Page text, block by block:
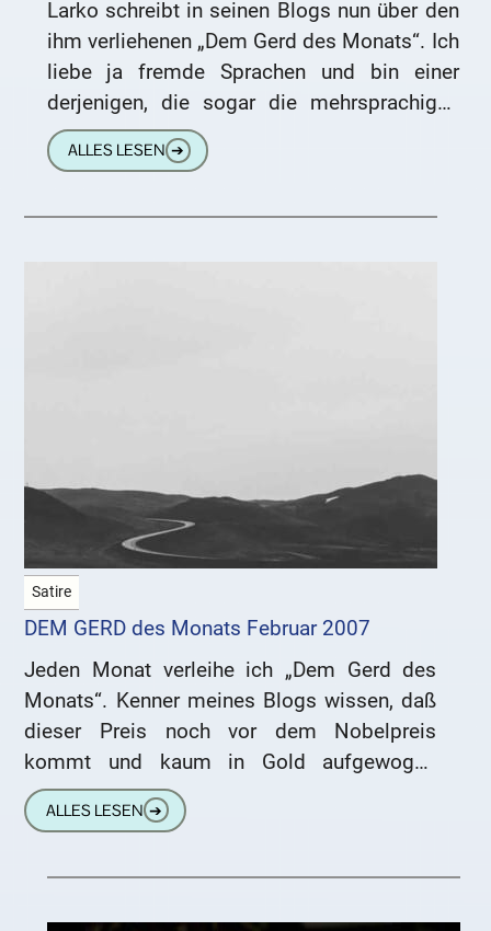
Larko schreibt in seinen Blogs nun über den
ihm verliehenen „Dem Gerd des Monats“. Ich
liebe ja fremde Sprachen und bin einer
derjenigen, die sogar die mehrsprachigen
Zutatenlisten der Lebensmittel
ALLES LESEN ➔
Satire
DEM GERD des Monats Februar 2007
Jeden Monat verleihe ich „Dem Gerd des
Monats“. Kenner meines Blogs wissen, daß
dieser Preis noch vor dem Nobelpreis
kommt und kaum in Gold aufgewogen
werden kann. Er ist benannt
ALLES LESEN ➔